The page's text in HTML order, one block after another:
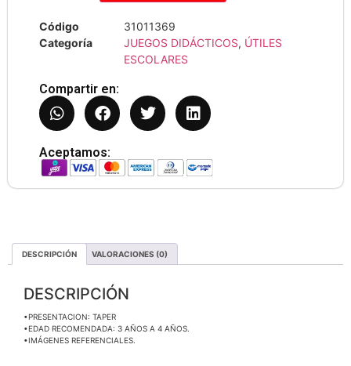
Código
31011369
Categoría
JUEGOS DIDÁCTICOS, ÚTILES
ESCOLARES
Compartir en:
Aceptamos:
DESCRIPCIÓN VALORACIONES (0)
DESCRIPCIÓN
•PRESENTACION: TAPER
•EDAD RECOMENDADA: 3 AÑOS A 4 AÑOS.
•IMÁGENES REFERENCIALES.